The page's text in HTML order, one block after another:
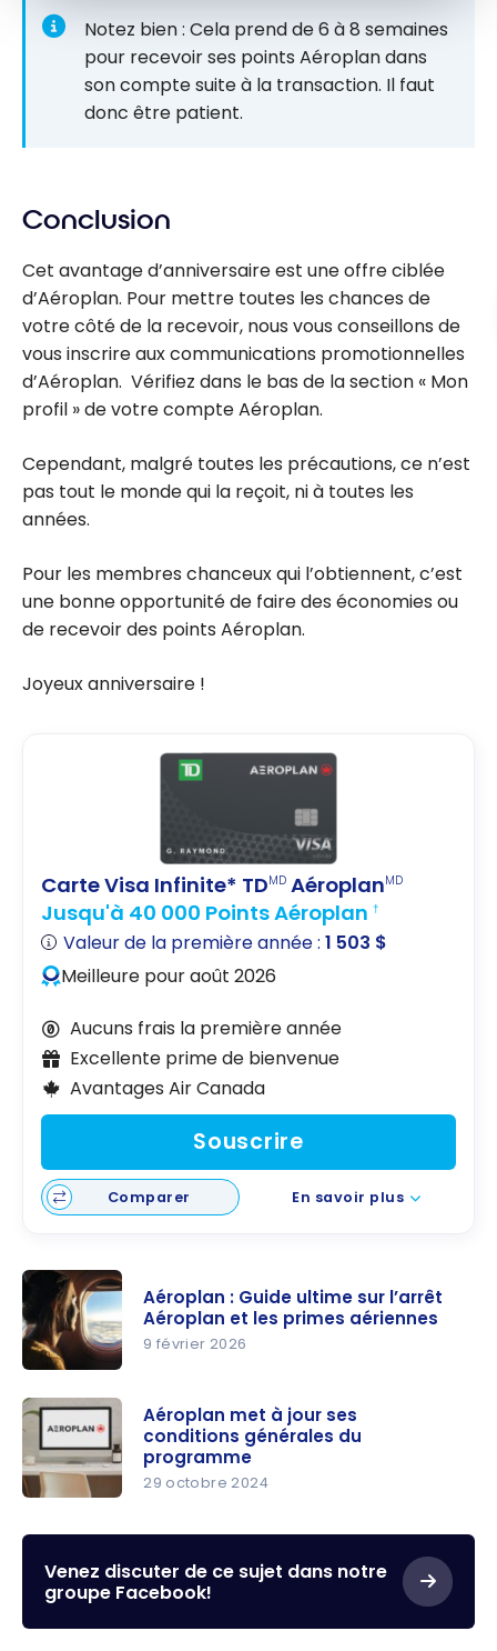
Notez bien : Cela prend de 6 à 8 semaines
pour recevoir ses points Aéroplan dans
son compte suite à la transaction. Il faut
donc être patient.
Conclusion
Cet avantage d’anniversaire est une offre ciblée
d’Aéroplan. Pour mettre toutes les chances de
votre côté de la recevoir, nous vous conseillons de
vous inscrire aux communications promotionnelles
d’Aéroplan. Vérifiez dans le bas de la section « Mon
profil » de votre compte Aéroplan.
Cependant, malgré toutes les précautions, ce n’est
pas tout le monde qui la reçoit, ni à toutes les
années.
Pour les membres chanceux qui l’obtiennent, c’est
une bonne opportunité de faire des économies ou
de recevoir des points Aéroplan.
Joyeux anniversaire !
Carte Visa Infinite* TDMD AéroplanMD
Jusqu'à 40 000 Points Aéroplan †
Valeur de la première année :1 503 $
Meilleure pour août 2026
Aucuns frais la première année
Excellente prime de bienvenue
Avantages Air Canada
Souscrire
Comparer En savoir plus
Guide
ultime sur
l’arrêt
Aéroplan
aériennes
Aéroplan : Guide ultime sur l’arrêt
Aéroplan et les primes aériennes
9 février 2026
met à jour
ses
conditions
générales
Aéroplan met à jour ses
conditions générales du
programme
29 octobre 2024
Venez discuter de ce sujet dans notre
groupe Facebook!